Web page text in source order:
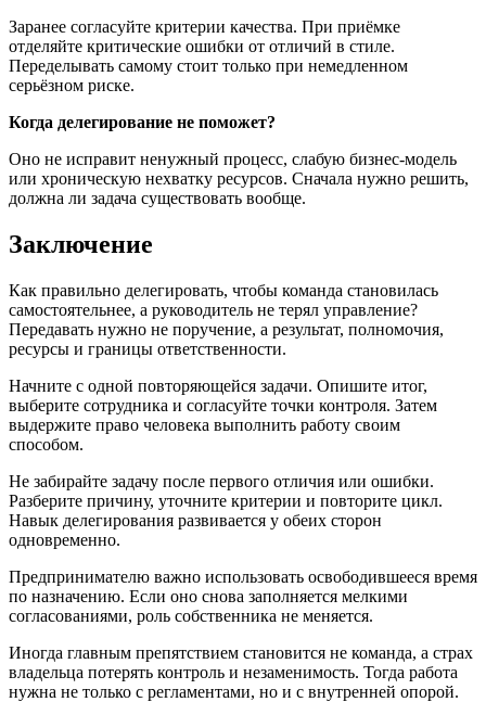
Заранее согласуйте критерии качества. При приёмке
отделяйте критические ошибки от отличий в стиле.
Переделывать самому стоит только при немедленном
серьёзном риске.
Когда делегирование не поможет?
Оно не исправит ненужный процесс, слабую бизнес-модель
или хроническую нехватку ресурсов. Сначала нужно решить,
должна ли задача существовать вообще.
Заключение
Как правильно делегировать, чтобы команда становилась
самостоятельнее, а руководитель не терял управление?
Передавать нужно не поручение, а результат, полномочия,
ресурсы и границы ответственности.
Начните с одной повторяющейся задачи. Опишите итог,
выберите сотрудника и согласуйте точки контроля. Затем
выдержите право человека выполнить работу своим
способом.
Не забирайте задачу после первого отличия или ошибки.
Разберите причину, уточните критерии и повторите цикл.
Навык делегирования развивается у обеих сторон
одновременно.
Предпринимателю важно использовать освободившееся время
по назначению. Если оно снова заполняется мелкими
согласованиями, роль собственника не меняется.
Иногда главным препятствием становится не команда, а страх
владельца потерять контроль и незаменимость. Тогда работа
нужна не только с регламентами, но и с внутренней опорой.